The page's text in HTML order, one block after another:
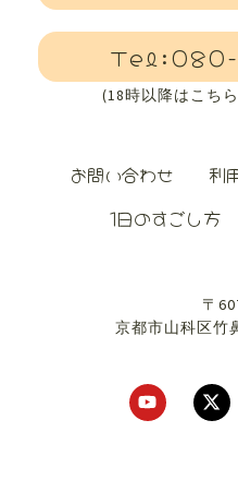
Tel:080-
(18時以降はこち
お問い合わせ 利
1日のすごし方
〒
京都市山科区竹